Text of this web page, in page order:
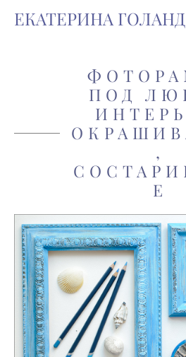
ЕКАТЕРИНА ГОЛАНД
ПОД
,
Е